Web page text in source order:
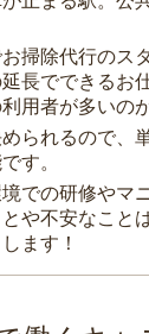
掃除代行のス
長でできるお
用者が多いの
られるので、
す。
での研修やマ
や不安なこと
ます！